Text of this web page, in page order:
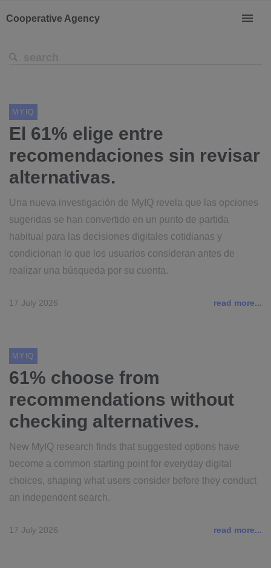
Cooperative Agency
MYIQ
El 61% elige entre
recomendaciones sin revisar
alternativas.
Una nueva investigación de MyIQ revela que las opciones
sugeridas se han convertido en un punto de partida
habitual para las decisiones digitales cotidianas y
condicionan lo que los usuarios consideran antes de
realizar una búsqueda por su cuenta.
17 July 2026 read more...
MYIQ
61% choose from
recommendations without
checking alternatives.
New MyIQ research finds that suggested options have
become a common starting point for everyday digital
choices, shaping what users consider before they conduct
an independent search.
17 July 2026 read more...